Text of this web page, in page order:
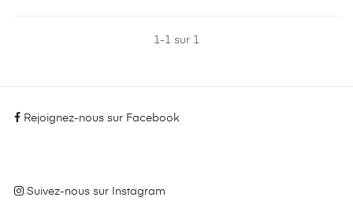
1-1 sur 1
Rejoignez-nous sur Facebook
Suivez-nous sur Instagram